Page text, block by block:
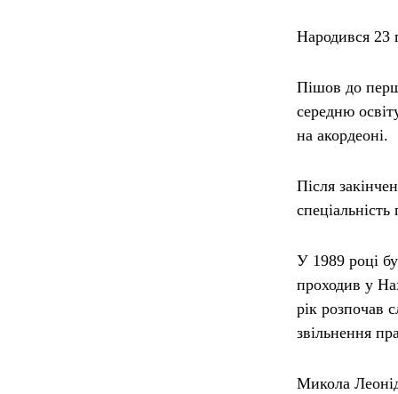
Народився 23
Пішов до
середню
на акордеоні.
Після
У 1989 році
проходив у
рік розпочав
звільнення
Микола